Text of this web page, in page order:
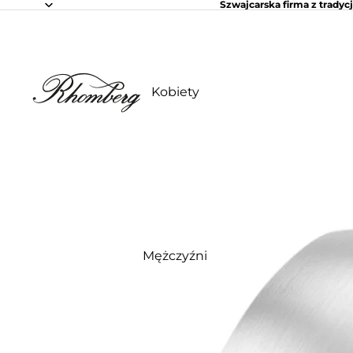
Szwajcarska firma z
Kobiety
Mężczyźni